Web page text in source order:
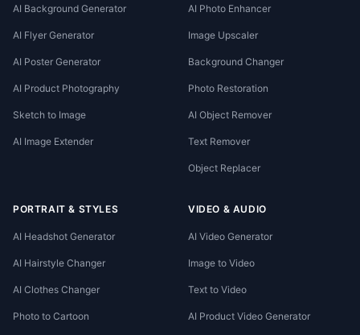
AI Background Generator
AI Flyer Generator
AI Poster Generator
AI Product Photography
Sketch to Image
AI Image Extender
AI Photo Enhancer
Image Upscaler
Background Changer
Photo Restoration
AI Object Remover
Text Remover
Object Replacer
PORTRAIT & STYLES
AI Headshot Generator
AI Hairstyle Changer
AI Clothes Changer
Photo to Cartoon
VIDEO & AUDIO
AI Video Generator
Image to Video
Text to Video
AI Product Video Generator